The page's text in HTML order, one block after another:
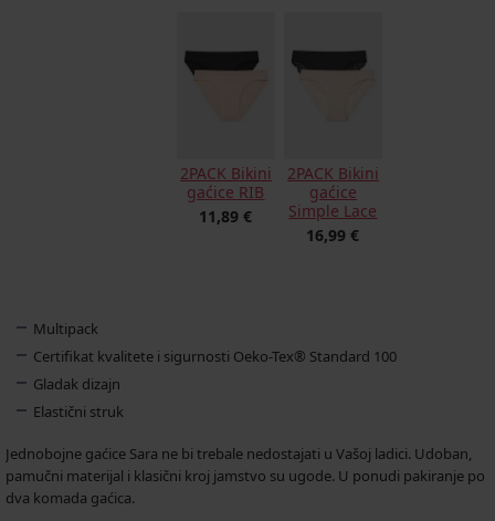
2PACK Bikini
gaćice RIB
11,89 €
2PACK Bikini
gaćice
Simple Lace
16,99 €
Multipack
Certifikat kvalitete i sigurnosti Oeko-Tex® Standard 100
Gladak dizajn
Elastični struk
Jednobojne gaćice Sara ne bi trebale nedostajati u Vašoj ladici. Udoban,
pamučni materijal i klasični kroj jamstvo su ugode. U ponudi pakiranje po
dva komada gaćica.